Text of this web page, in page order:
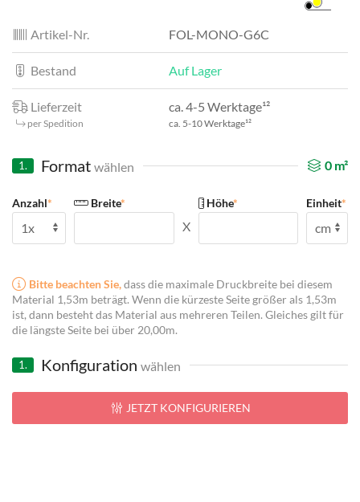
Artikel-Nr. FOL-MONO-G6C
Bestand Auf Lager
Lieferzeit
per Spedition
ca. 4-5 Werktage¹²
ca. 5-10 Werktage¹²
1. Format wählen 0 m²
Anzahl* Breite*
X
Höhe* Einheit*
Bitte beachten Sie,dass die maximale Druckbreite bei diesem
Material 1,53m beträgt. Wenn die kürzeste Seite größer als 1,53m
ist, dann besteht das Material aus mehreren Teilen. Gleiches gilt für
die längste Seite bei über 20,00m.
1. Konfiguration wählen
JETZT KONFIGURIEREN